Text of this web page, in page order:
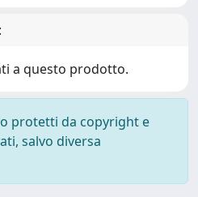
a questo prodotto.
protetti da copyright e
salvo diversa